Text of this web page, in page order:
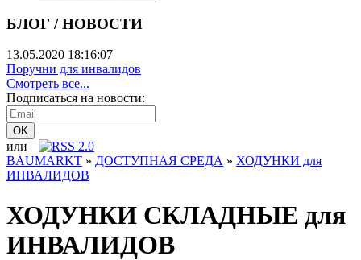
БЛОГ / НОВОСТИ
13.05.2020 18:16:07
Поручни для инвалидов
Смотреть все...
Подписаться на новости:
или
BAUMARKT » ДОСТУПНАЯ СРЕДА » ХОДУНКИ для
ИНВАЛИДОВ
ХОДУНКИ СКЛАДНЫЕ для
ИНВАЛИДОВ